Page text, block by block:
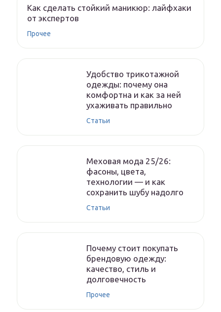
Как сделать стойкий маникюр: лайфхаки
от экспертов
Прочее
Удобство трикотажной
одежды: почему она
комфортна и как за ней
ухаживать правильно
Статьи
Меховая мода 25/26:
фасоны, цвета,
технологии — и как
сохранить шубу надолго
Статьи
Почему стоит покупать
брендовую одежду:
качество, стиль и
долговечность
Прочее